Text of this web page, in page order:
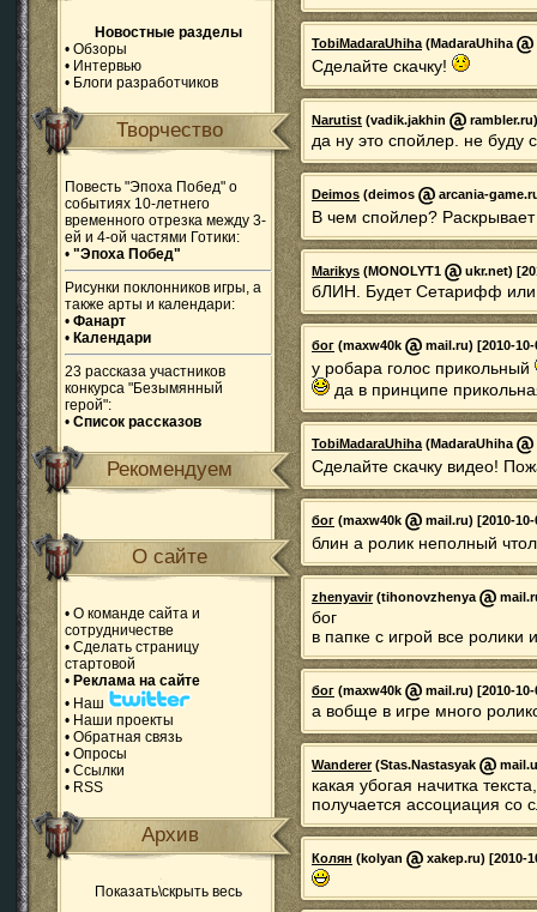
Новостные разделы
• Обзоры
• Интервью
• Блоги разработчиков
Творчество
Повесть "Эпоха Побед" о
событиях 10-летнего
временного отрезка между 3-
ей и 4-ой частями Готики:
• "Эпоха Побед"
Рисунки поклонников игры, а
также арты и календари:
• Фанарт
• Календари
23 рассказа участников
конкурса "Безымянный
герой":
• Список рассказов
Рекомендуем
О сайте
• О команде сайта и
сотрудничестве
• Сделать страницу
стартовой
• Реклама на сайте
• Наш
• Наши проекты
• Обратная связь
• Опросы
• Ссылки
• RSS
Архив
Показать\скрыть весь
TobiMadaraUhiha(MadaraUhiha
Сделайте скачку!
Narutist (vadik.jakhin
да ну это спойлер. не буду
Deimos (deimos arcania-
В чем спойлер?
Marikys (MONOLYT1 ukr.net)
бЛИН. Будет Сетарифф или
бог (maxw40k mail.ru) [2010-
у робара голос прикольный
да в принципе
TobiMadaraUhiha(MadaraUhiha
Сделайте скачку видео!
бог (maxw40k mail.ru) [2010-
блин а ролик неполный
zhenyavir(tihonovzhenya
бог
в папке с игрой все ролики
бог (maxw40k mail.ru) [2010-
а вобще в игре много
Wanderer(Stas.Nastasyak
какая убогая начитка
получается ассоциация со
Колян (kolyan xakep.ru) [2010-